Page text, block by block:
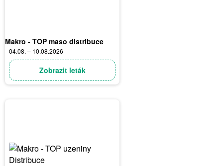
Makro - TOP maso distribuce
04.08. – 10.08.2026
Zobrazit leták